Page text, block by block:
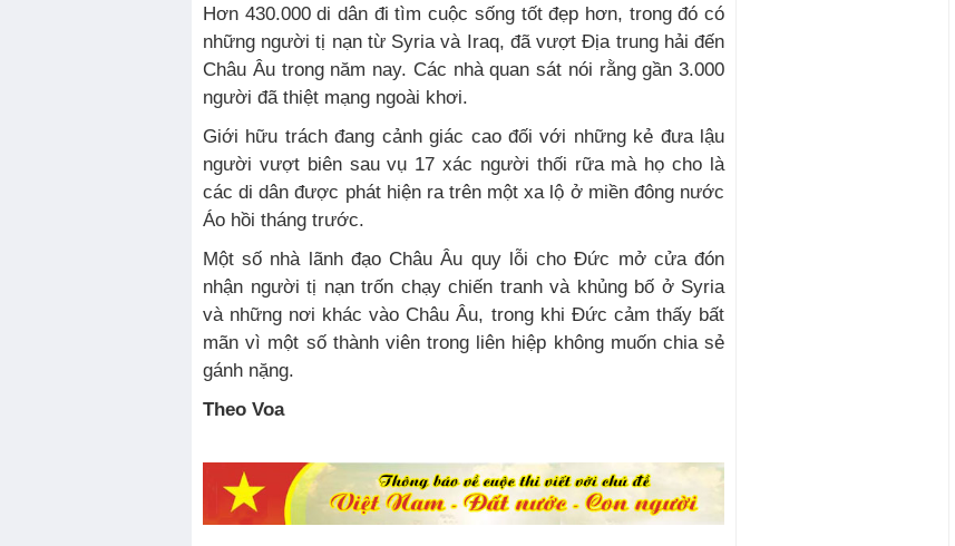
Hơn 430.000 di dân đi tìm cuộc sống tốt đẹp hơn, trong đó có
những người tị nạn từ Syria và Iraq, đã vượt Ðịa trung hải đến
Châu Âu trong năm nay. Các nhà quan sát nói rằng gần 3.000
người đã thiệt mạng ngoài khơi.
Giới hữu trách đang cảnh giác cao đối với những kẻ đưa lậu
người vượt biên sau vụ 17 xác người thối rữa mà họ cho là
các di dân được phát hiện ra trên một xa lộ ở miền đông nước
Áo hồi tháng trước.
Một số nhà lãnh đạo Châu Âu quy lỗi cho Đức mở cửa đón
nhận người tị nạn trốn chạy chiến tranh và khủng bố ở Syria
và những nơi khác vào Châu Âu, trong khi Đức cảm thấy bất
mãn vì một số thành viên trong liên hiệp không muốn chia sẻ
gánh nặng.
Theo Voa